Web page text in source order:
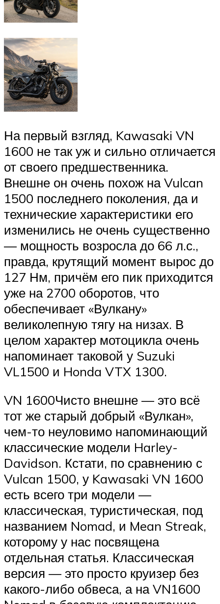
На первый взгляд, Kawasaki VN
1600 не так уж и сильно отличается
от своего предшественника.
Внешне он очень похож на Vulcan
1500 последнего поколения, да и
технические характеристики его
изменились не очень существенно
— мощность возросла до 66 л.с.,
правда, крутящий момент вырос до
127 Нм, причём его пик приходится
уже на 2700 оборотов, что
обеспечивает «Вулкану»
великолепную тягу на низах. В
целом характер мотоцикла очень
напоминает таковой у Suzuki
VL1500 и Honda VTX 1300.
VN 1600Чисто внешне — это всё
тот же старый добрый «Вулкан»,
чем-то неуловимо напоминающий
классические модели Harley-
Davidson. Кстати, по сравнению с
Vulcan 1500, у Kawasaki VN 1600
есть всего три модели —
классическая, туристическая, под
названием Nomad, и Mean Streak,
которому у нас посвящена
отдельная статья. Классическая
версия — это просто круизер без
какого-либо обвеса, а на VN1600